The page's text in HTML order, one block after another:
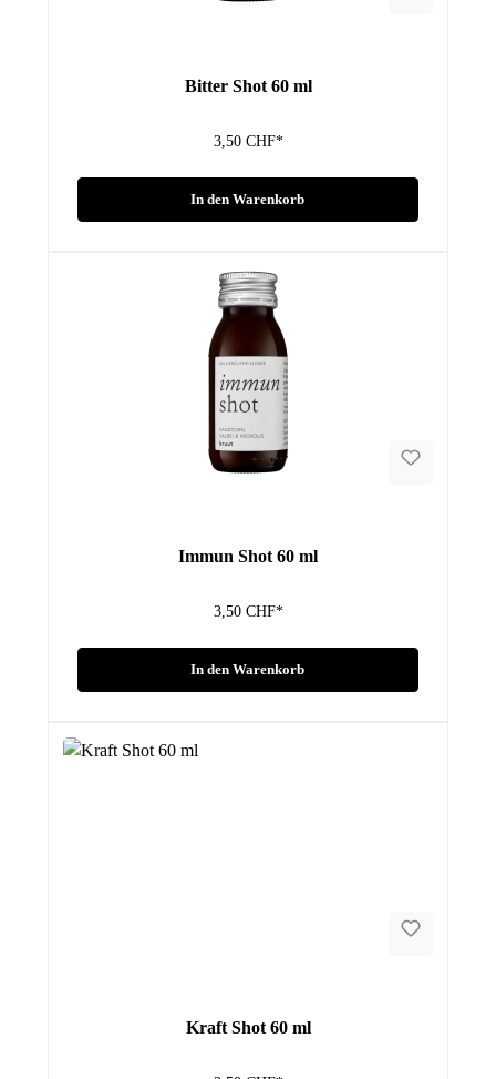
Bitter Shot 60 ml
3,50 CHF*
In den Warenkorb
Immun Shot 60 ml
3,50 CHF*
In den Warenkorb
Kraft Shot 60 ml